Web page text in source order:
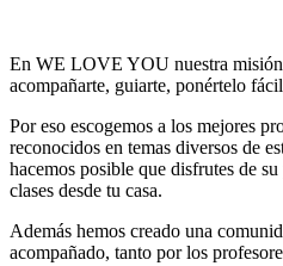
En WE LOVE YOU nuestra misión
acompañarte, guiarte, ponértelo
Por eso escogemos a los mejores
reconocidos en temas diversos de
hacemos posible que disfrutes de
clases desde tu casa.
Además hemos creado una
acompañado, tanto por los